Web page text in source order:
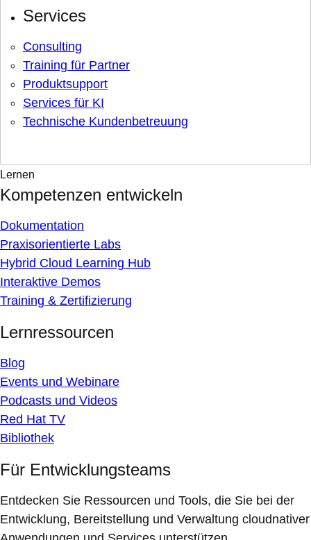
Services
Consulting
Training für Partner
Produktsupport
Services für KI
Technische Kundenbetreuung
Lernen
Kompetenzen entwickeln
Dokumentation
Praxisorientierte Labs
Hybrid Cloud Learning Hub
Interaktive Demos
Training & Zertifizierung
Lernressourcen
Blog
Events und Webinare
Podcasts und Videos
Red Hat TV
Bibliothek
Für Entwicklungsteams
Entdecken Sie Ressourcen und Tools, die Sie bei der
Entwicklung, Bereitstellung und Verwaltung cloudnativer